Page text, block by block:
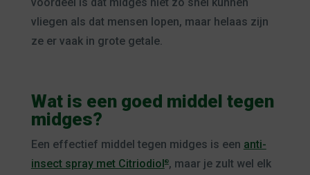
voordeel is dat midges niet zo snel kunnen
vliegen als dat mensen lopen, maar helaas zijn
ze er vaak in grote getale.
Wat is een goed middel tegen
midges?
Een effectief middel tegen midges is een anti-
insect spray met Citriodiol ®, maar je zult wel elk